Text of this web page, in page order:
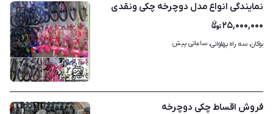
۲
نمایندگی انواع مدل دوچرخه چکی ونقدی
۲۵,۰۰۰,۰۰۰
بوکان، سه راه پهلوانی، ساعاتی پیش
فروش اقساط چکی دوچرخه